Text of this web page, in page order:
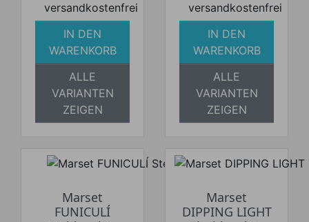
versandkostenfrei
IN DEN
WARENKORB
ALLE
VARIANTEN
ZEIGEN
versandkostenfrei
IN DEN
WARENKORB
ALLE
VARIANTEN
ZEIGEN
Marset
FUNICULÍ
Marset
DIPPING LIGHT